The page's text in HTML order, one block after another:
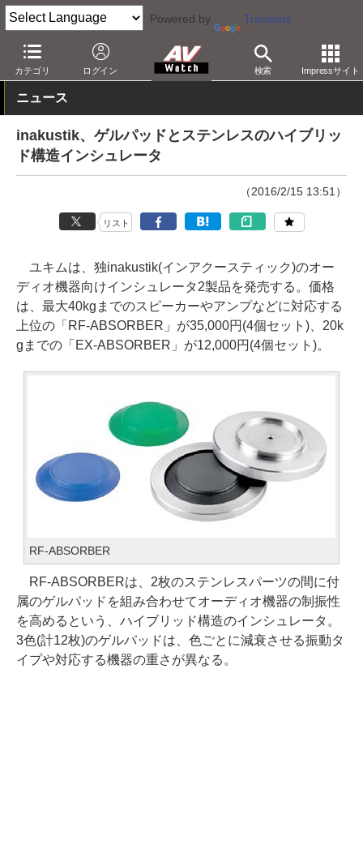
Powered by Translate
カテゴリ ログイン 検索 Impressサイト
AV Watch 製品 オーディオアクセサリ
ニュース
inakustik、ゲルパッドとステンレスのハイブリッ
ド構造インシュレータ
（2016/2/15 13:51）
リスト
ユキムは、独inakustik(インアクースティック)のオー
ディオ機器向けインシュレータ2製品を発売する。価格
は、最大40kgまでのスピーカーやアンプなどに対応する
上位の「RF-ABSORBER」が35,000円(4個セット)、20k
gまでの「EX-ABSORBER」が12,000円(4個セット)。
RF-ABSORBER
RF-ABSORBERは、2枚のステンレスパーツの間に付
属のゲルパッドを組み合わせてオーディオ機器の制振性
を高めるという、ハイブリッド構造のインシュレータ。
3色(計12枚)のゲルパッドは、色ごとに減衰させる振動タ
イプや対応する機器の重さが異なる。